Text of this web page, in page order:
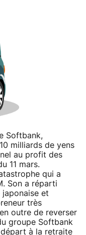
Softbank,
milliards de yens
au profit des
11 mars.
qui a
Son a réparti
et
très
outre de reverser
groupe Softbank
à la retraite